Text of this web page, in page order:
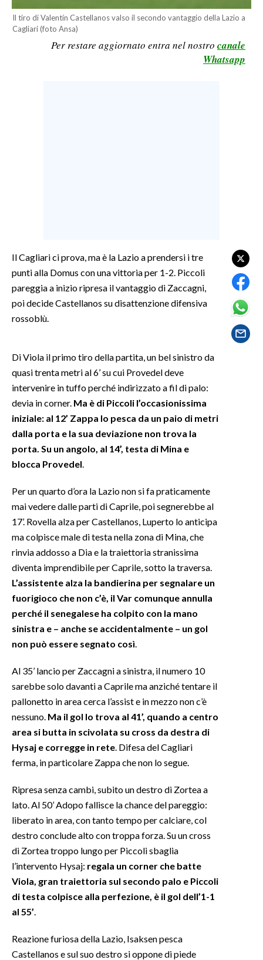
LAVORO
BANDI
CULTURA
SPETTACOLI
GOSSIP
SARDEGNA TURISMO
SARDI NEL MONDO
NOTIZIE
EVENTI
#CARAUNIONE
3 MINUTI CON
INSULARITÀ
INFO AZIENDE
ABBONATI
ANNUNCI
NECROLOGI
SPIAGGE
Il tiro di Valentín Castellanos valso il secondo vantaggio della Lazio a
Cagliari (foto Ansa)
Per restare aggiornato entra nel nostro canale
Whatsapp
Il Cagliari ci prova, ma è la Lazio a prendersi i tre
punti alla Domus con una vittoria per 1-2. Piccoli
pareggia a inizio ripresa il vantaggio di Zaccagni,
poi decide Castellanos su disattenzione difensiva
rossoblù.
Di Viola il primo tiro della partita, un bel sinistro da
quasi trenta metri al 6’ su cui Provedel deve
intervenire in tuffo perché indirizzato a fil di palo:
devia in corner. Ma è di Piccoli l’occasionissima
iniziale: al 12’ Zappa lo pesca da un paio di metri
dalla porta e la sua deviazione non trova la
porta. Su un angolo, al 14’, testa di Mina e
blocca Provedel
Per un quarto d’ora la Lazio non si fa praticamente
mai vedere dalle parti di Caprile, poi segnerebbe al
17’. Rovella alza per Castellanos, Luperto lo anticipa
ma colpisce male di testa nella zona di Mina, che
rinvia addosso a Dia e la traiettoria stranissima
diventa imprendibile per Caprile, sotto la traversa.
L’assistente alza la bandierina per segnalare un
fuorigioco che non c’è, il Var comunque annulla
perché il senegalese ha colpito con la mano
sinistra e – anche se accidentalmente – un gol
non può essere segnato così
Al 35’ lancio per Zaccagni a sinistra, il numero 10
sarebbe solo davanti a Caprile ma anziché tentare il
pallonetto in area cerca l’assist e in mezzo non c’è
nessuno. Ma il gol lo trova al 41’, quando a centro
area si butta in scivolata su cross da destra di
Hysaj e corregge in rete . Difesa del Cagliari
ferma, in particolare Zappa che non lo segue.
Ripresa senza cambi, subito un destro di Zortea a
lato. Al 50’ Adopo fallisce la chance del pareggio:
liberato in area, con tanto tempo per calciare, col
destro conclude alto con troppa forza. Su un cross
di Zortea troppo lungo per Piccoli sbaglia
l’intervento Hysaj: regala un corner che batte
Viola, gran traiettoria sul secondo palo e Piccoli
di testa colpisce alla perfezione, è il gol dell’1-1
al 55’
Reazione furiosa della Lazio, Isaksen pesca
Castellanos e sul suo destro si oppone di piede